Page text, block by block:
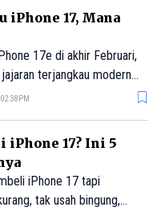
iPhone 17, Mana
17e di akhir Februari,
terjangkau modern
perbandingannya dengan
iPhone 17? Ini 5
iPhone 17 tapi
tak usah bingung,